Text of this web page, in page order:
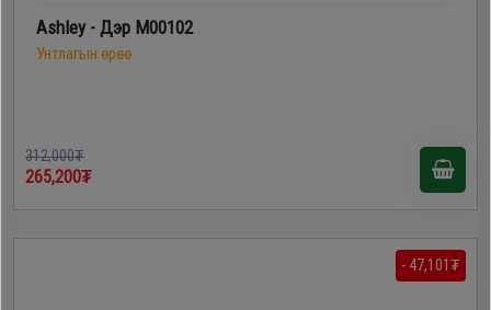
Ashley - Дэр M00102
Унтлагын өрөө
312,000₮
265,200₮
- 47,101₮